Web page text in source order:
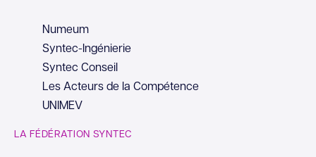
Numeum
Syntec-Ingénierie
Syntec Conseil
Les Acteurs de la Compétence
UNIMEV
LA FÉDÉRATION SYNTEC